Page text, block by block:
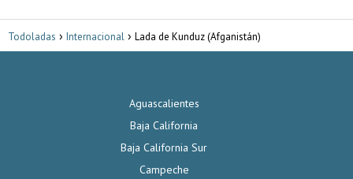
Todoladas Internacional Lada de Kunduz (Afganistán)
Aguascalientes
Baja California
Baja California Sur
Campeche